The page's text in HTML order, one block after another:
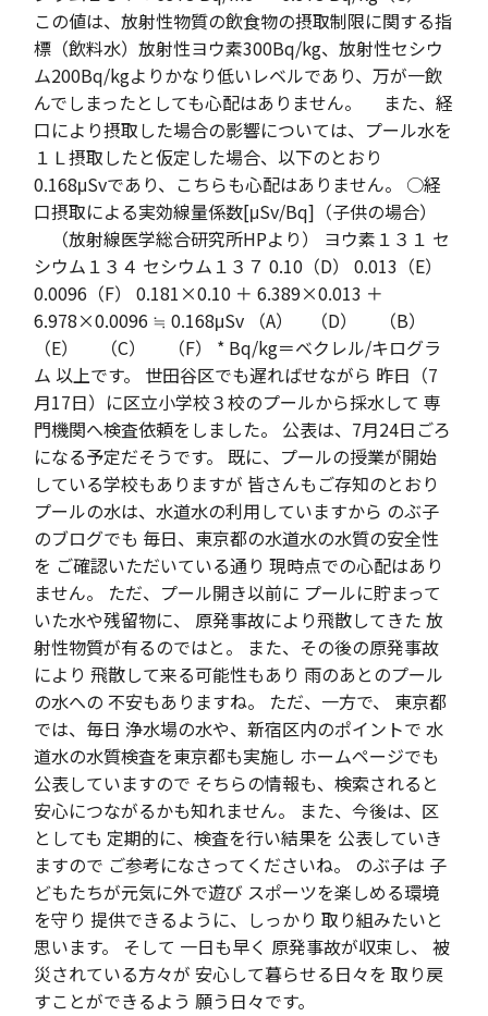
この値は、放射性物質の飲食物の摂取制限に関する指
標（飲料水）放射性ヨウ素300Bq/kg、放射性セシウ
ム200Bq/kgよりかなり低いレベルであり、万が一飲
んでしまったとしても心配はありません。 また、経
口により摂取した場合の影響については、プール水を
１Ｌ摂取したと仮定した場合、以下のとおり
0.168μSvであり、こちらも心配はありません。 ○経
口摂取による実効線量係数[μSv/Bq]（子供の場合）
（放射線医学総合研究所HPより） ヨウ素１３１ セ
シウム１３４ セシウム１３７ 0.10（D） 0.013（E）
0.0096（F） 0.181×0.10 ＋ 6.389×0.013 ＋
6.978×0.0096 ≒ 0.168μSv （A） （D） （B）
（E） （C） （F） * Bq/kg＝ベクレル/キログラ
ム 以上です。 世田谷区でも遅ればせながら 昨日（7
月17日）に区立小学校３校のプールから採水して 専
門機関へ検査依頼をしました。 公表は、7月24日ごろ
になる予定だそうです。 既に、プールの授業が開始
している学校もありますが 皆さんもご存知のとおり
プールの水は、水道水の利用していますから のぶ子
のブログでも 毎日、東京都の水道水の水質の安全性
を ご確認いただいている通り 現時点での心配はあり
ません。 ただ、プール開き以前に プールに貯まって
いた水や残留物に、 原発事故により飛散してきた 放
射性物質が有るのではと。 また、その後の原発事故
により 飛散して来る可能性もあり 雨のあとのプール
の水への 不安もありますね。 ただ、一方で、 東京都
では、毎日 浄水場の水や、新宿区内のポイントで 水
道水の水質検査を東京都も実施し ホームページでも
公表していますので そちらの情報も、検索されると
安心につながるかも知れません。 また、今後は、区
としても 定期的に、検査を行い結果を 公表していき
ますので ご参考になさってくださいね。 のぶ子は 子
どもたちが元気に外で遊び スポーツを楽しめる環境
を守り 提供できるように、しっかり 取り組みたいと
思います。 そして 一日も早く 原発事故が収束し、 被
災されている方々が 安心して暮らせる日々を 取り戻
すことができるよう 願う日々です。